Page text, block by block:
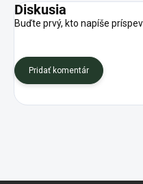
Diskusia
Buďte prvý, kto napíše
Pridať komentár